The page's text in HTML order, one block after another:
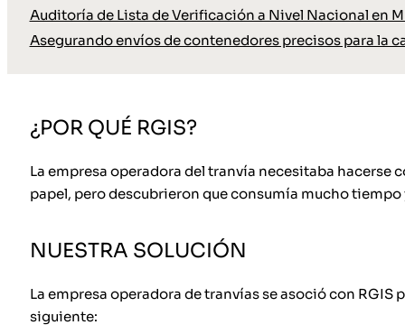
Auditoría de Lista de Verificación a Nivel Nacional en
Asegurando envíos de contenedores precisos para la
¿POR QUÉ RGIS?
La empresa operadora del tranvía necesitaba
papel, pero descubrieron que consumía mucho
NUESTRA SOLUCIÓN
La empresa operadora de tranvías se asoció con
siguiente: